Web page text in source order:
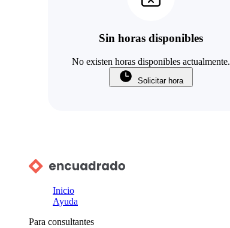
Sin horas disponibles
No existen horas disponibles actualmente.
Solicitar hora
Inicio
Ayuda
Para consultantes